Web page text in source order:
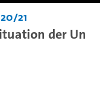
21
der Un